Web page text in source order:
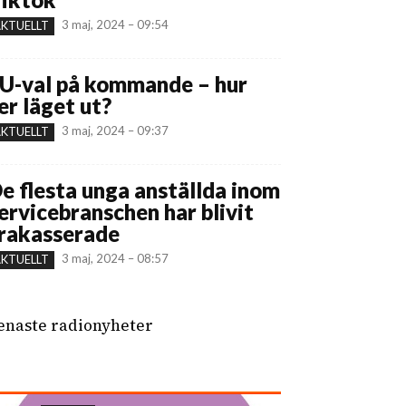
3 maj, 2024 – 09:54
val på kommande – hur
läget ut?
3 maj, 2024 – 09:37
flesta unga anställda inom
har blivit
3 maj, 2024 – 08:57
radionyheter